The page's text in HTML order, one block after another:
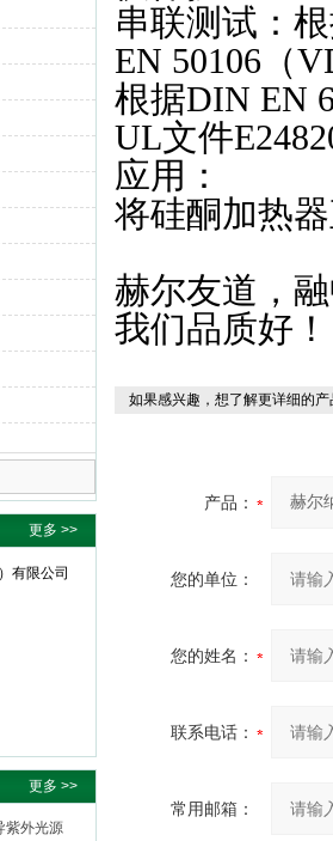
更多 >>
有限公司
更多 >>
紫外光源
串联测试：
EN 50106（
根据DIN EN
UL文件
应用：
将硅酮加热
赫尔友道，
我们品质好！
如果感兴趣，想了解更详细的
产品：
您的单位：
您的姓名：
联系电话：
常用邮箱：